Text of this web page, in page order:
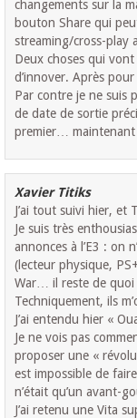
changements sur la
bouton Share qui
streaming/cross-play
Deux choses qui
d’innover. Après
Par contre je ne suis
de date de sortie
premier…
Xavier Titiks
J’ai tout suivi hier, et
Je suis très
annonces à l’E3 : on
(lecteur physique,
War… il reste de quoi
Techniquement, ils
J’ai entendu hier «
Je ne vois pas
proposer une «
est impossible de
n’était qu’un avant-
J’ai retenu une Vita